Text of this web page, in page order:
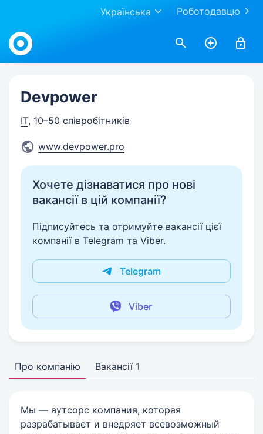
Роботодавцю
Українська
Work.ua
Devpower
IT, 10–50 співробітників
www.devpower.pro
Хочете дізнаватися про нові
вакансії в цій компанії?
Підписуйтесь та отримуйте вакансії цієї
компанії в Telegram та Viber.
Telegram
Viber
Про компанію Вакансії 1
Мы — аутсорс компания, которая
разрабатывает и внедряет всевозможный